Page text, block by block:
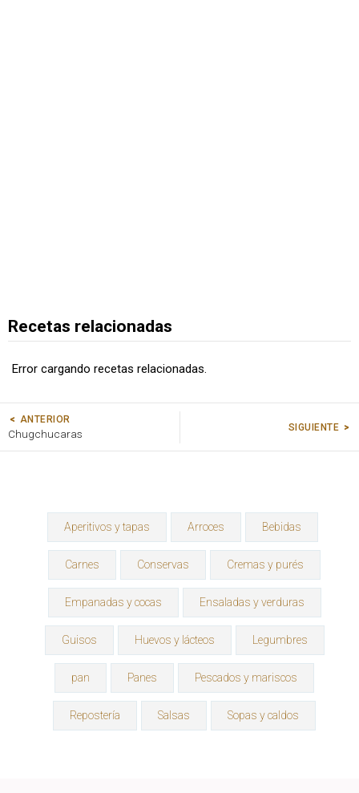
Recetas relacionadas
Error cargando recetas relacionadas.
ANTERIOR
Chugchucaras
SIGUIENTE
Aperitivos y tapas Arroces Bebidas
Carnes Conservas Cremas y purés
Empanadas y cocas Ensaladas y verduras
Guisos Huevos y lácteos Legumbres
pan Panes Pescados y mariscos
Repostería Salsas Sopas y caldos